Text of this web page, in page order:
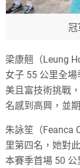
冠
梁康翹（Leung
女子 55 公里全場
美且富技術挑戰
名感到高興，並
朱詠笙（Feanca
里第四名，她對
本賽季首場 50